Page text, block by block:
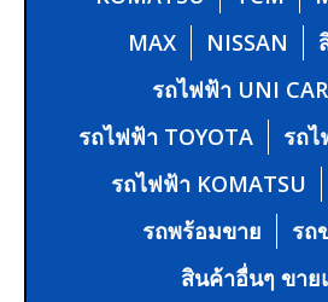
MAX
NISSAN
รถไฟฟ้า UNI
รถไฟฟ้า TOYOTA
รถ
รถไฟฟ้า KOMATSU
รถพร้อมขาย
รถ
สินค้าอื่นๆ ขาย